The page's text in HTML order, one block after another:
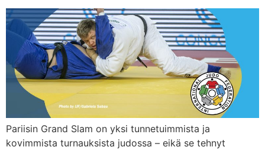
Pariisin Grand Slam on yksi tunnetuimmista ja
kovimmista turnauksista judossa – eikä se tehnyt